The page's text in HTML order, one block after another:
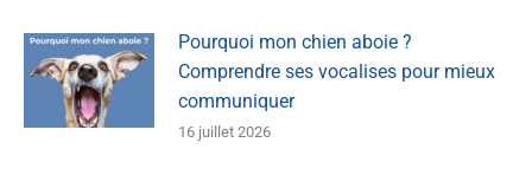
Pourquoi mon chien aboie ?
Comprendre ses vocalises pour mieux
communiquer
16 juillet 2026